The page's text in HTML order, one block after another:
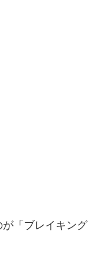
「ブレイキング